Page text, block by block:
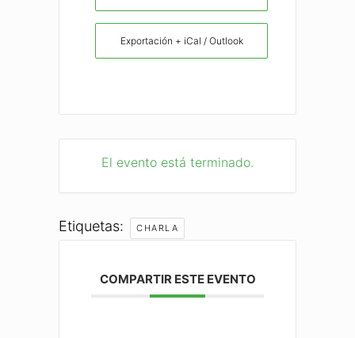
Exportación + iCal / Outlook
El evento está terminado.
Etiquetas: CHARLA
COMPARTIR ESTE EVENTO